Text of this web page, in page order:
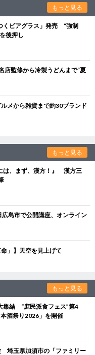
もっと見る
くビアグラス」発売 “強制
後押し
監修から冷製うどんまで“夏
メから雑貨まで約30ブランド
もっと見る
は、まず、漢方！』 漢方三
島市で公開講座、オンライン
」】天空を見上げて
もっと見る
集結 “庶民派食フェス”第4
酒祭り2026」を開催
埼玉県加須市の「ファミリー